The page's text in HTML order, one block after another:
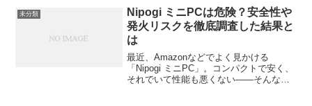
のではないでしょうか。確かに市販品も
たくさんありますが、自...
未分類
Nipogi ミニPCは危険？安全性や
発火リスクを徹底調査した結果と
は
最近、Amazonなどでよく見かける
「Nipogi ミニPC」。コンパクトで安く、
それでいて性能も悪くない——そんな口